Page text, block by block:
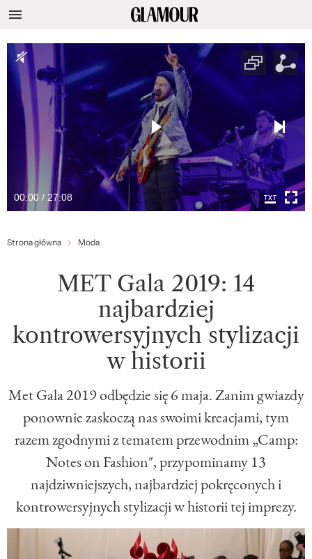
00:00 / 27:08
Strona główna Moda
MET Gala 2019: 14
najbardziej
kontrowersyjnych stylizacji
w historii
Met Gala 2019 odbędzie się 6 maja. Zanim gwiazdy
ponownie zaskoczą nas swoimi kreacjami, tym
razem zgodnymi z tematem przewodnim „Camp:
Notes on Fashion", przypominamy 13
najdziwniejszych, najbardziej pokręconych i
kontrowersyjnych stylizacji w historii tej imprezy.